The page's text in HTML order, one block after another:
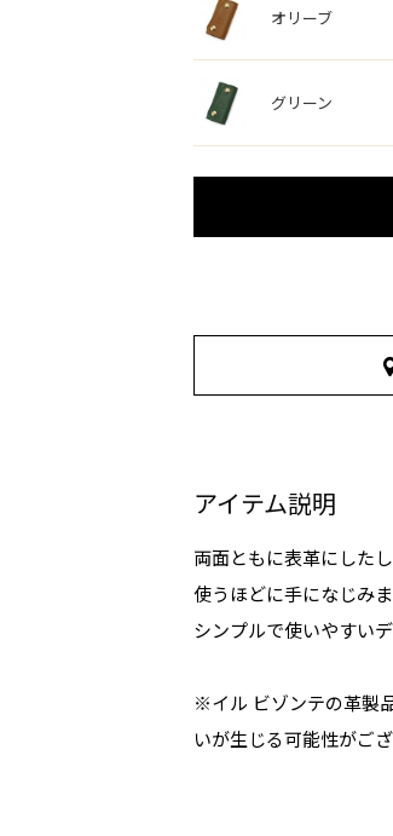
オリーブ
グリーン
アイテム説明
両面ともに表革にした
使うほどに手になじみ
シンプルで使いやすい
※イル ビゾンテの革製
いが生じる可能性がご